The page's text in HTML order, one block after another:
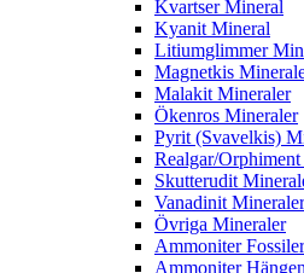
Kvartser Mineral
Kyanit Mineral
Litiumglimmer
Magnetkis
Malakit Mineraler
Ökenros Mineraler
Pyrit (Svavelkis)
Realgar/
Skutterudit
Vanadinit Mineraler
Övriga Mineraler
Ammoniter Fossiler
Ammoniter